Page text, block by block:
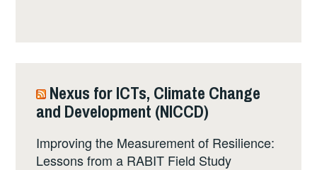
Nexus for ICTs, Climate Change
and Development (NICCD)
Improving the Measurement of Resilience:
Lessons from a RABIT Field Study